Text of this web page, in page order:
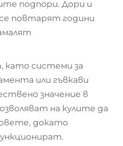
подпори. Дори и
повтарят години
като системи за
или гъвкави
значение в
на кулите да
докато